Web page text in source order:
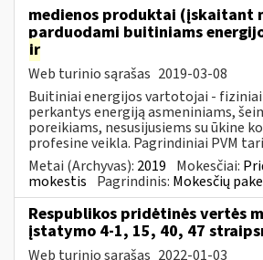
medienos produktai (įskaitant
parduodami buitiniams
ir
Web turinio sąrašas 2019-03-08
Buitiniai energijos vartotojai - fiziniai
perkantys energiją asmeniniams,
poreikiams, nesusijusiems su ūkine
profesine veikla. Pagrindiniai PVM
Metai (Archyvas): 2019 Mokesčiai:
mokestis Pagrindinis: Mokesčių
Respublikos pridėtinės vertės
įstatymo 4-1, 15, 40, 47
Web turinio sąrašas 2022-01-03